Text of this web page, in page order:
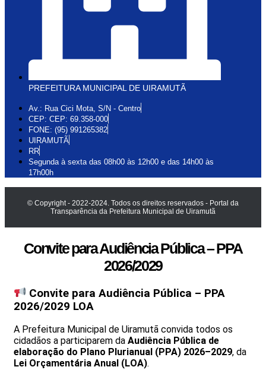
PREFEITURA MUNICIPAL DE UIRAMUTÃ
Av.: Rua Cici Mota, S/N - Centro
CEP: CEP: 69.358-000
FONE: (95) 991265382
UIRAMUTÃ
RR
Segunda à sexta das 08h00 às 12h00 e das 14h00 às
17h00h
© Copyright - 2022-2024. Todos os direitos reservados - Portal da
Transparência da Prefeitura Municipal de Uiramutã
Convite para Audiência Pública – PPA
2026/2029
Convite para Audiência Pública – PPA
2026/2029 LOA
A Prefeitura Municipal de Uiramutã convida todos os
cidadãos a participarem da Audiência Pública de
elaboração do Plano Plurianual (PPA) 2026–2029, da
Lei Orçamentária Anual (LOA).